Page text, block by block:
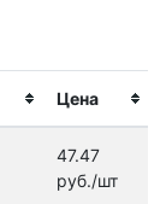
Цена
47.47
руб./шт